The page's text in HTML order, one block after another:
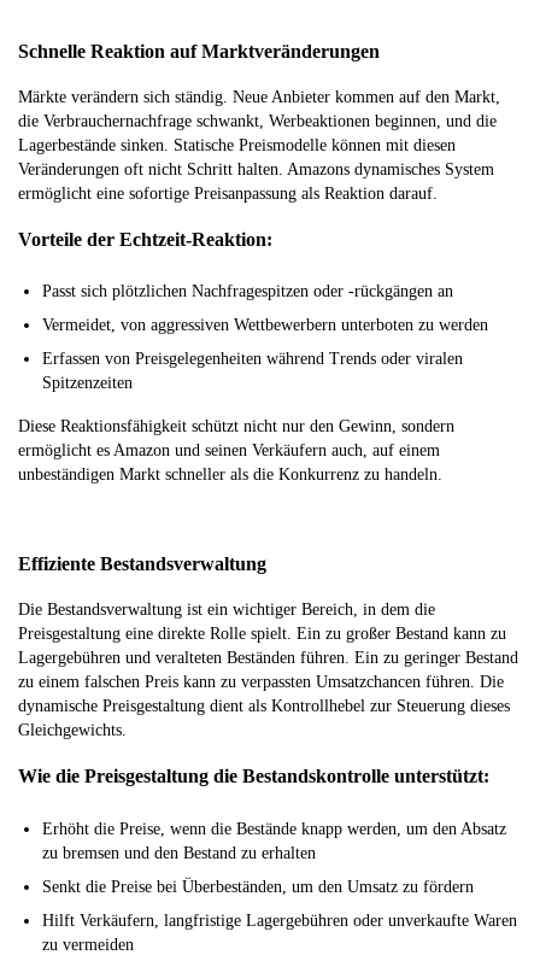
Schnelle Reaktion auf Marktveränderungen
Märkte verändern sich ständig. Neue Anbieter kommen auf den Markt,
die Verbrauchernachfrage schwankt, Werbeaktionen beginnen, und die
Lagerbestände sinken. Statische Preismodelle können mit diesen
Veränderungen oft nicht Schritt halten. Amazons dynamisches System
ermöglicht eine sofortige Preisanpassung als Reaktion darauf.
Vorteile der Echtzeit-Reaktion:
Passt sich plötzlichen Nachfragespitzen oder -rückgängen an
Vermeidet, von aggressiven Wettbewerbern unterboten zu werden
Erfassen von Preisgelegenheiten während Trends oder viralen
Spitzenzeiten
Diese Reaktionsfähigkeit schützt nicht nur den Gewinn, sondern
ermöglicht es Amazon und seinen Verkäufern auch, auf einem
unbeständigen Markt schneller als die Konkurrenz zu handeln.
Effiziente Bestandsverwaltung
Die Bestandsverwaltung ist ein wichtiger Bereich, in dem die
Preisgestaltung eine direkte Rolle spielt. Ein zu großer Bestand kann zu
Lagergebühren und veralteten Beständen führen. Ein zu geringer Bestand
zu einem falschen Preis kann zu verpassten Umsatzchancen führen. Die
dynamische Preisgestaltung dient als Kontrollhebel zur Steuerung dieses
Gleichgewichts.
Wie die Preisgestaltung die Bestandskontrolle unterstützt:
Erhöht die Preise, wenn die Bestände knapp werden, um den Absatz
zu bremsen und den Bestand zu erhalten
Senkt die Preise bei Überbeständen, um den Umsatz zu fördern
Hilft Verkäufern, langfristige Lagergebühren oder unverkaufte Waren
zu vermeiden